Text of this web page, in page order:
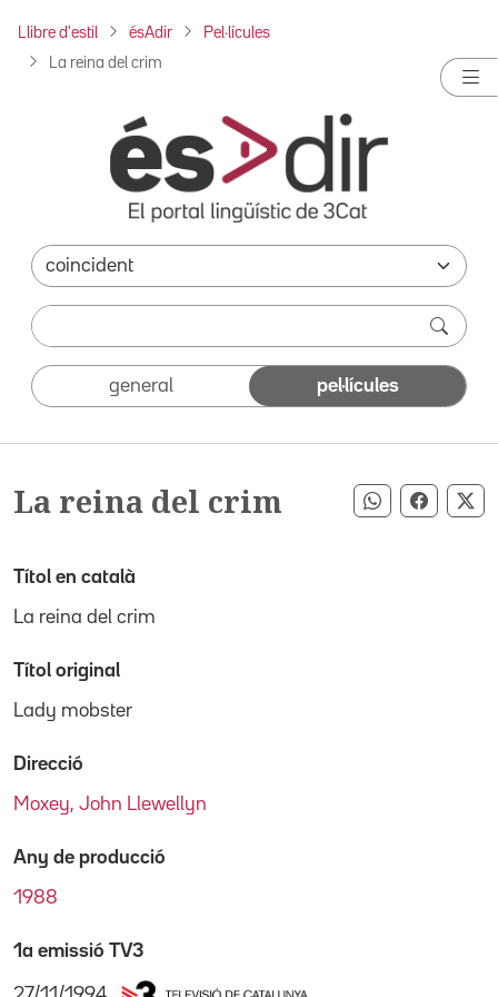
Llibre d'estil ésAdir Pel·lícules
La reina del crim
general pel·lícules
La reina del crim Compartir
Títol en català
La reina del crim
Títol original
Lady mobster
Direcció
Moxey, John Llewellyn
Any de producció
1988
1a emissió TV3